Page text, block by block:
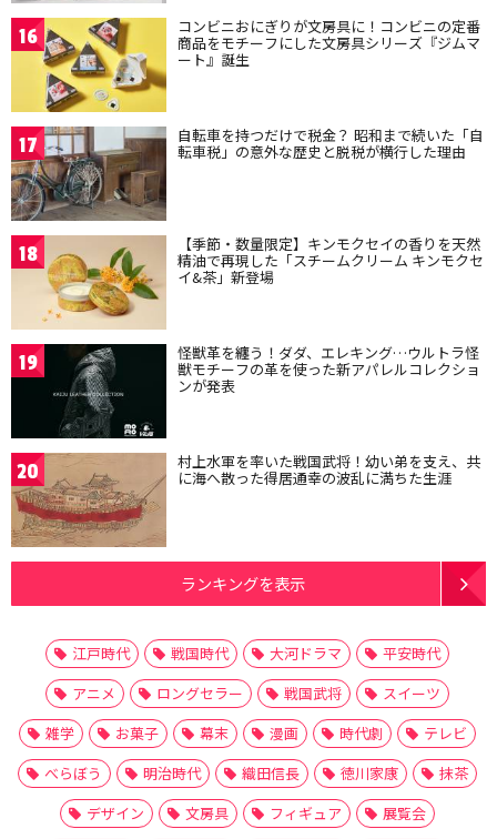
16 コンビニおにぎりが文房具に！コンビニの定番
商品をモチーフにした文房具シリーズ『ジムマ
ート』誕生
17 自転車を持つだけで税金？ 昭和まで続いた「自
転車税」の意外な歴史と脱税が横行した理由
18 【季節・数量限定】キンモクセイの香りを天然
精油で再現した「スチームクリーム キンモクセ
イ&茶」新登場
19 怪獣革を纏う！ダダ、エレキング…ウルトラ怪
獣モチーフの革を使った新アパレルコレクショ
ンが発表
20 村上水軍を率いた戦国武将！幼い弟を支え、共
に海へ散った得居通幸の波乱に満ちた生涯
ランキングを表示
江戸時代 戦国時代 大河ドラマ
平安時代
アニメ
ロングセラー 戦国武将
スイーツ
雑学
お菓子 幕末 漫画 時代劇
テレビ
べらぼう
明治時代 織田信長 徳川家康
抹茶
デザイン
文房具 フィギュア
展覧会